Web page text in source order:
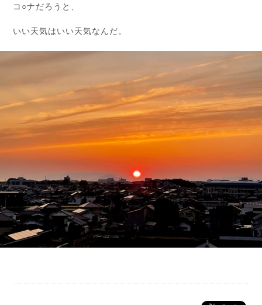
コ○ナだろうと、
いい天気はいい天気なんだ。